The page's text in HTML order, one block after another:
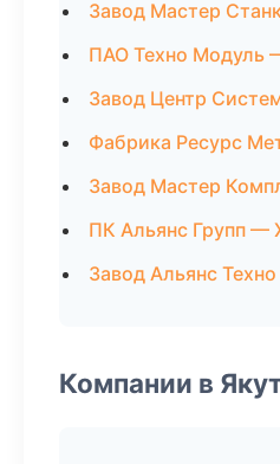
Завод Мастер
ПАО Техно Модуль
Завод Центр
Фабрика Ресурс
Завод Мастер
ПК Альянс Групп —
Завод Альянс
Компании в